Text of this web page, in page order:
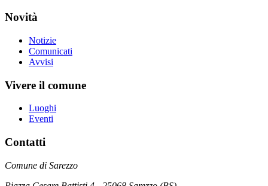
Novità
Notizie
Comunicati
Avvisi
Vivere il comune
Luoghi
Eventi
Contatti
Comune di Sarezzo